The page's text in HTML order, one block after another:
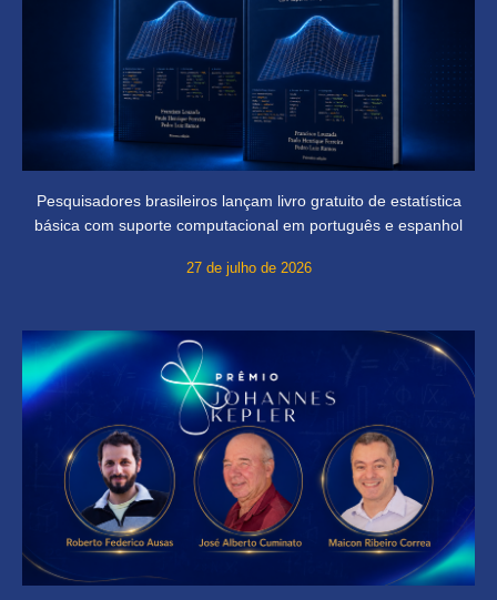
Pesquisadores brasileiros lançam livro gratuito de estatística
básica com suporte computacional em português e espanhol
27 de julho de 2026